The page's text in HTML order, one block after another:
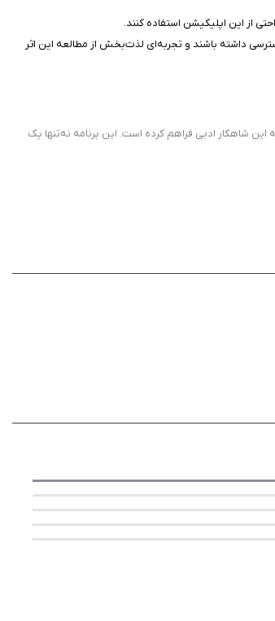
از این اپلیکیشن استفاده کنند.
داشته باشند و تجربه‌ای لذت‌بخش از مطالعه این اثر
شاهکار ادبی فراهم کرده است. این برنامه نه‌تنها یک